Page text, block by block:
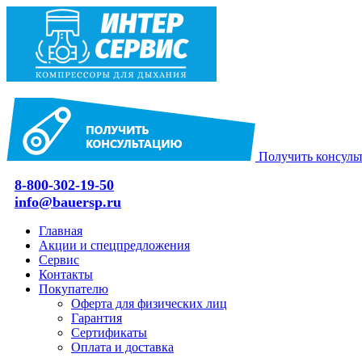
Получить
8-800-302-19-50
info@bauersp.ru
Главная
Акции и спецпредложения
Сервис
Контакты
Покупателю
Оферта для физических лиц
Гарантия
Сертификаты
Оплата и доставка